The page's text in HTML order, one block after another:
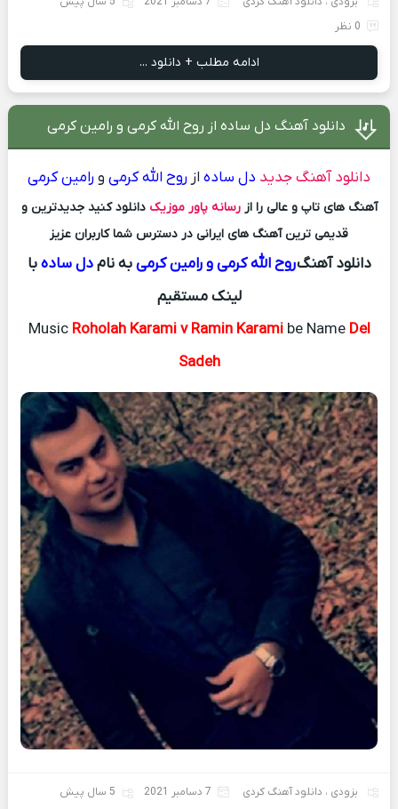
0 نظر
ادامه مطلب + دانلود ...
دانلود آهنگ دل ساده از روح الله کرمی و رامین کرمی
دانلود آهنگ جدید دل ساده از روح الله کرمی و رامین کرمی
آهنگ های تاپ و عالی را ازرسانه پاور موزیک دانلود کنید جدیدترین و
قدیمی ترین آهنگ های ایرانی در دسترس شما کاربران عزیز
دانلود آهنگروح الله کرمی و رامین کرمیبه نامدل سادهبا
لینک مستقیم
MusicRoholah Karami v Ramin Karami be NameDel
Sadeh
بزودی ، دانلود آهنگ کردی 7 دسامبر 2021
5 سال پیش